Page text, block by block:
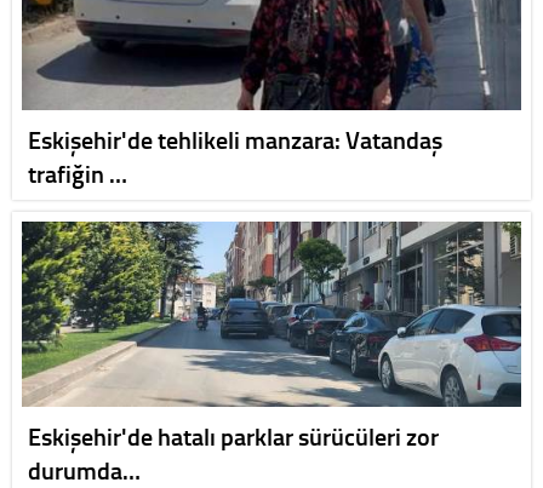
Eskişehir'de tehlikeli manzara: Vatandaş
trafiğin …
Eskişehir'de hatalı parklar sürücüleri zor
durumda…